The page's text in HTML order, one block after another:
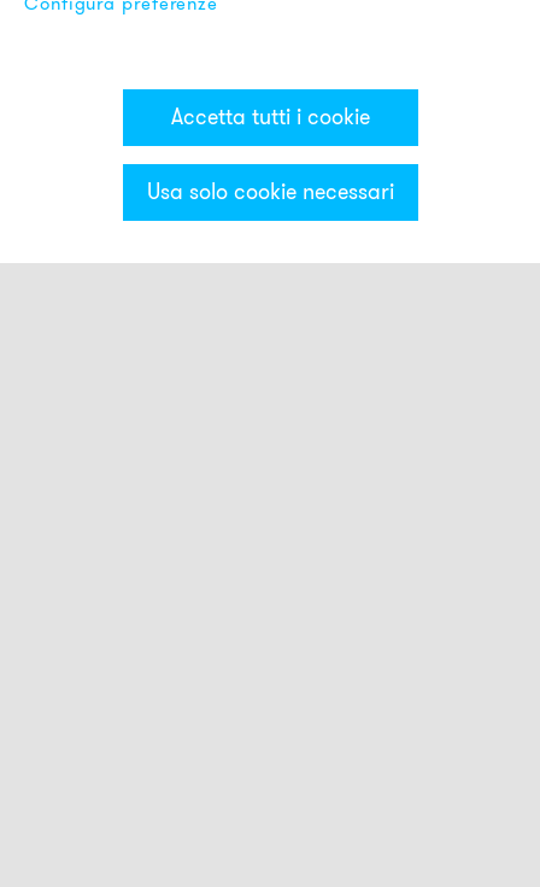
Categorie & Filter
Accetta tutti i cookie
Usa solo cookie necessari